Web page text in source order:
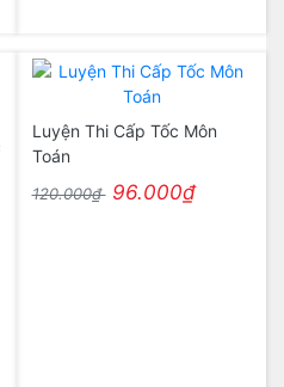
Luyện Thi Cấp Tốc Môn
Toán
120.000₫ 96.000₫